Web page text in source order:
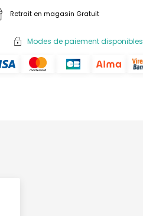
Retrait en magasin Gratuit
Modes de paiement disponibles